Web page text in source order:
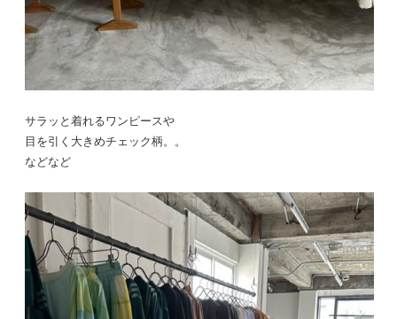
サラッと着れるワンピースや
目を引く大きめチェック柄。。
などなど